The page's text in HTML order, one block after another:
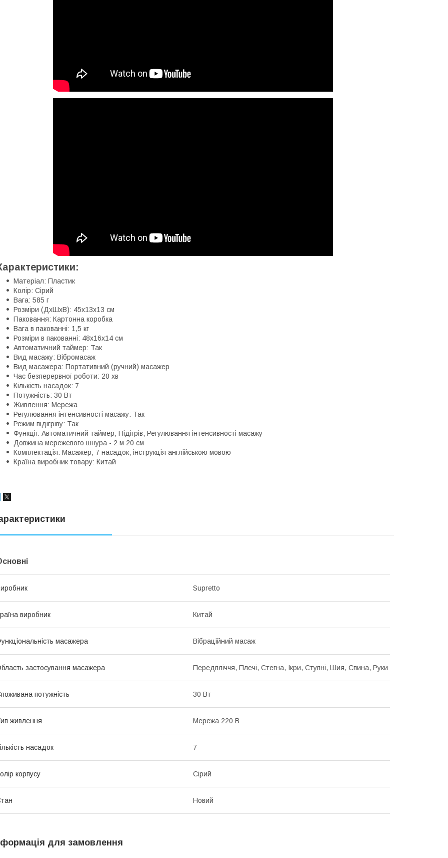
Матеріал: Пластик
Колір: Сірий
Вага: 585 г
Розміри (ДхШхВ): 45х13х13 см
Паковання: Картонна коробка
Вага в пакованні: 1,5 кг
Розміри в пакованні: 48х16х14 см
Автоматичний таймер: Так
Вид масажу: Вібромасаж
Вид масажера: Портативний (ручний) масажер
Час безперервної роботи: 20 хв
Кількість насадок: 7
Потужність: 30 Вт
Живлення: Мережа
Регулювання інтенсивності масажу: Так
Режим підігріву: Так
Функції: Автоматичний таймер, Підігрів, Регулювання інтенсивності масажу
Довжина мережевого шнура - 2 м 20 см
Комплектація: Масажер, 7 насадок, інструкція англійською мовою
Країна виробник товару: Китай
Supretto
виробник Китай
масажера Вібраційний масаж
застосування масажера Передпліччя, Плечі, Стегна, Ікри, Ступні, Шия, Спина, Руки
потужність 30 Вт
живлення Мережа 220 В
насадок 7
корпусу Сірий
Новий
для замовлення